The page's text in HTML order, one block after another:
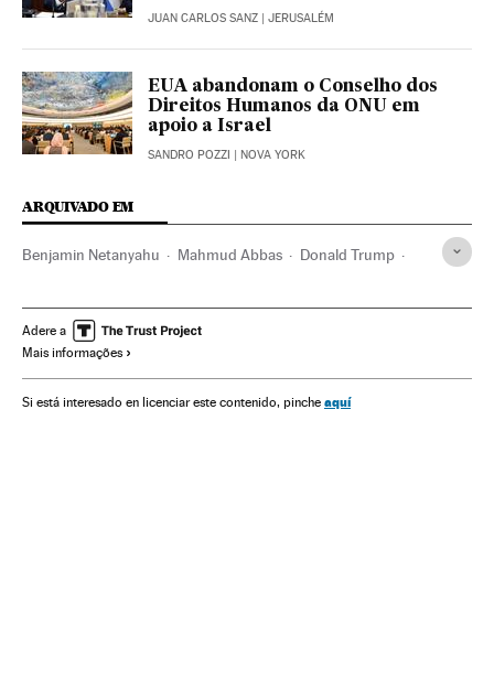
JUAN CARLOS SANZ | JERUSALÉM
EUA abandonam o Conselho dos
Direitos Humanos da ONU em
apoio a Israel
SANDRO POZZI | NOVA YORK
ARQUIVADO EM
Benjamin Netanyahu Mahmud Abbas Donald Trump
Cooperação e desenvolvimento
Geopolítica
Oriente médio ONU América do Norte Ásia
Adere a
Mais informações
Si está interesado en licenciar este contenido, pinche aquí